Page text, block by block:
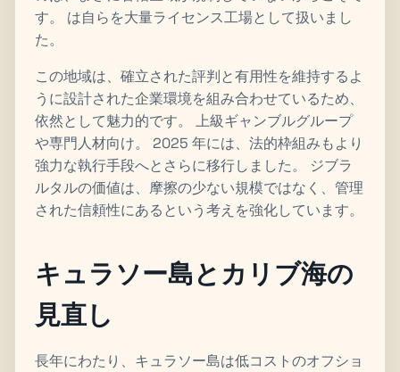
す。 は自らを大量ライセンス工場として扱いまし
た。
この地域は、確立された評判と有用性を維持するよ
うに設計された企業環境を組み合わせているため、
依然として魅力的です。 上級ギャンブルグループ
や専門人材向け。 2025 年には、法的枠組みもより
強力な執行手段へとさらに移行しました。 ジブラ
ルタルの価値は、摩擦の少ない規模ではなく、管理
された信頼性にあるという考えを強化しています。
キュラソー島とカリブ海の
見直し
長年にわたり、キュラソー島は低コストのオフショ